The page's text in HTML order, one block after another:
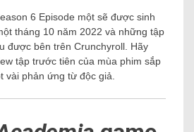
6 Episode một sẽ được sinh
tháng 10 năm 2022 và những tập
được bên trên Crunchyroll. Hãy
tập trước tiên của mùa phim sắp
vài phản ứng từ độc giả.